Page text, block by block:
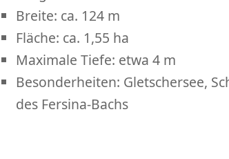
Breite: ca. 124 m
Fläche: ca. 1,55 ha
Maximale Tiefe: etwa 4 m
Besonderheiten: Gletschersee,
des Fersina-Bachs